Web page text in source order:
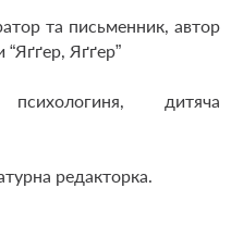
та письменник, автор
Яґґер”
дитяча
редакторка.